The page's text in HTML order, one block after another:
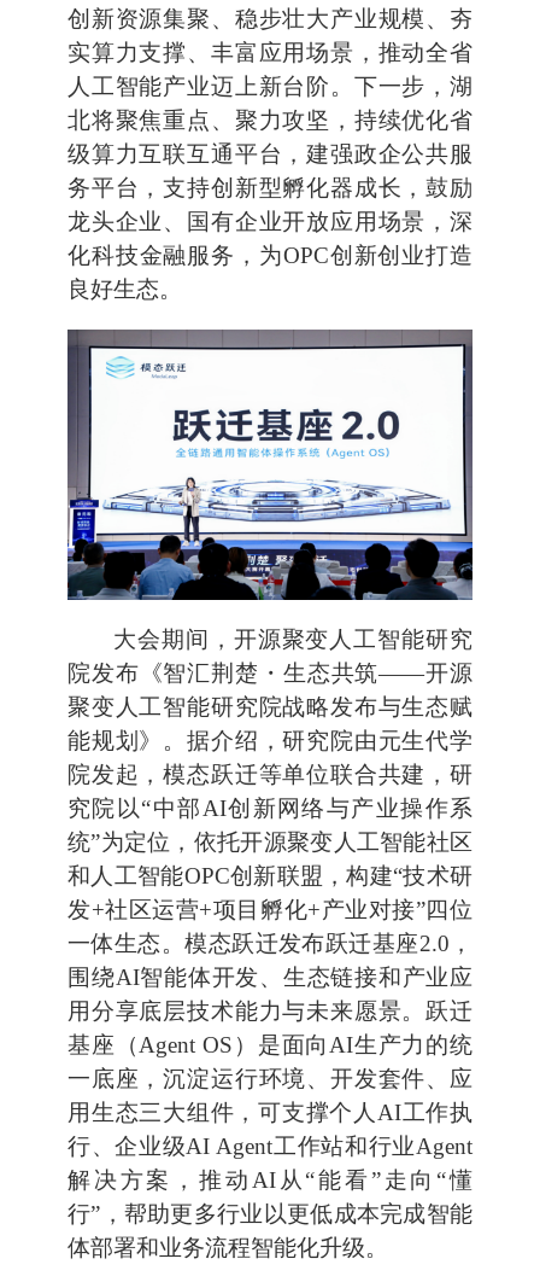
创新资源集聚、稳步壮大产业规模、夯
实算力支撑、丰富应用场景，推动全省
人工智能产业迈上新台阶。下一步，湖
北将聚焦重点、聚力攻坚，持续优化省
级算力互联互通平台，建强政企公共服
务平台，支持创新型孵化器成长，鼓励
龙头企业、国有企业开放应用场景，深
化科技金融服务，为OPC创新创业打造
良好生态。
大会期间，开源聚变人工智能研究
院发布《智汇荆楚・生态共筑——开源
聚变人工智能研究院战略发布与生态赋
能规划》。据介绍，研究院由元生代学
院发起，模态跃迁等单位联合共建，研
究院以“中部AI创新网络与产业操作系
统”为定位，依托开源聚变人工智能社区
和人工智能OPC创新联盟，构建“技术研
发+社区运营+项目孵化+产业对接”四位
一体生态。模态跃迁发布跃迁基座2.0，
围绕AI智能体开发、生态链接和产业应
用分享底层技术能力与未来愿景。跃迁
基座（Agent OS）是面向AI生产力的统
一底座，沉淀运行环境、开发套件、应
用生态三大组件，可支撑个人AI工作执
行、企业级AI Agent工作站和行业Agent
解决方案，推动AI从“能看”走向“懂
行”，帮助更多行业以更低成本完成智能
体部署和业务流程智能化升级。